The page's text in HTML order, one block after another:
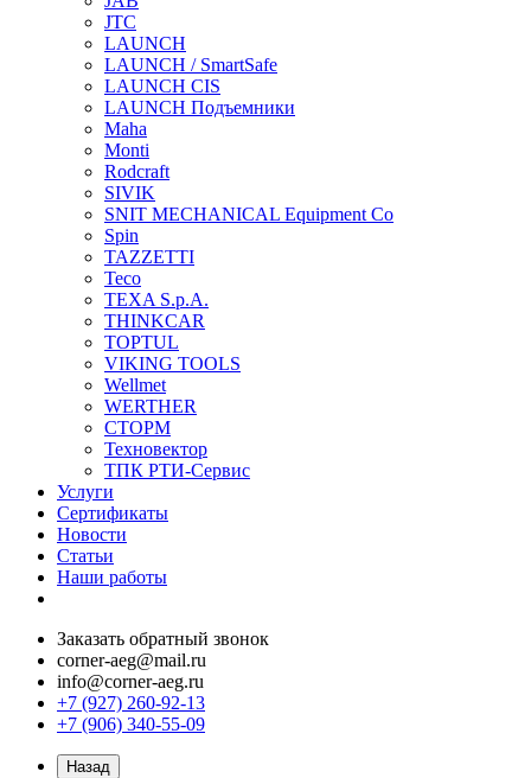
JTC
LAUNCH
LAUNCH / SmartSafe
LAUNCH CIS
LAUNCH Подъемники
Maha
Monti
Rodcraft
SIVIK
SNIT MECHANICAL Equipment Co
Spin
TAZZETTI
Teco
TEXA S.p.A.
THINKCAR
TOPTUL
VIKING TOOLS
Wellmet
WERTHER
СТОРМ
Техновектор
ТПК РТИ-Сервис
Услуги
Сертификаты
Новости
Статьи
Наши работы
Заказать обратный звонок
corner-aeg@mail.ru
info@corner-aeg.ru
+7 (927) 260-92-13
+7 (906) 340-55-09
Назад